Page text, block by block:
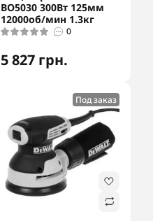
BO5030 300Вт 125мм
12000об/мин 1.3кг
0
5 827 грн.
Под заказ